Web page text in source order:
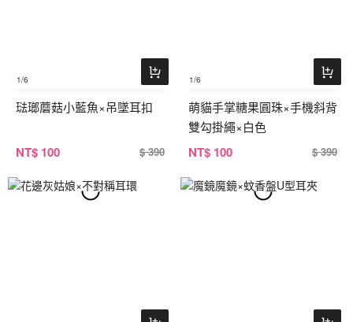
1/6
琺瑯蘑菇小藍魚×吊墜耳扣
NT$ 100 $ 390
1/6
萌貓手掌糖果圓珠×手機斜背
雙勾掛繩×白色
NT$ 100 $ 390